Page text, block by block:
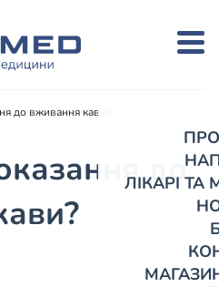
ЛІКАРІ
до вживання кави?
до